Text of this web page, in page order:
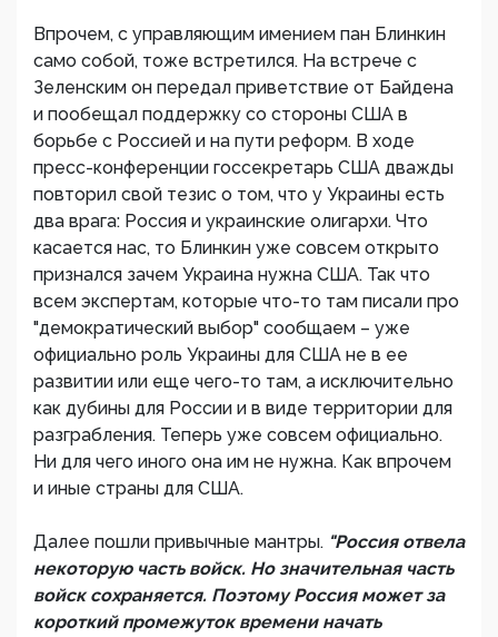
Впрочем, с управляющим имением пан Блинкин
само собой, тоже встретился. На встрече с
Зеленским он передал приветствие от Байдена
и пообещал поддержку со стороны США в
борьбе с Россией и на пути реформ. В ходе
пресс-конференции госсекретарь США дважды
повторил свой тезис о том, что у Украины есть
два врага: Россия и украинские олигархи. Что
касается нас, то Блинкин уже совсем открыто
признался зачем Украина нужна США. Так что
всем экспертам, которые что-то там писали про
"демократический выбор" сообщаем – уже
официально роль Украины для США не в ее
развитии или еще чего-то там, а исключительно
как дубины для России и в виде территории для
разграбления. Теперь уже совсем официально.
Ни для чего иного она им не нужна. Как впрочем
и иные страны для США.
Далее пошли привычные мантры. "Россия отвела
некоторую часть войск. Но значительная часть
войск сохраняется. Поэтому Россия может за
короткий промежуток времени начать